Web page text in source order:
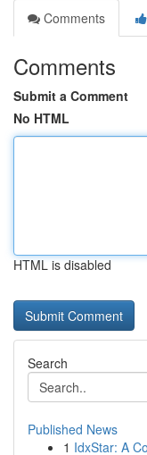
Comments
Comments
Submit a Comment
No HTML
HTML is disabled
Search
Published News
1 IdxStar: A